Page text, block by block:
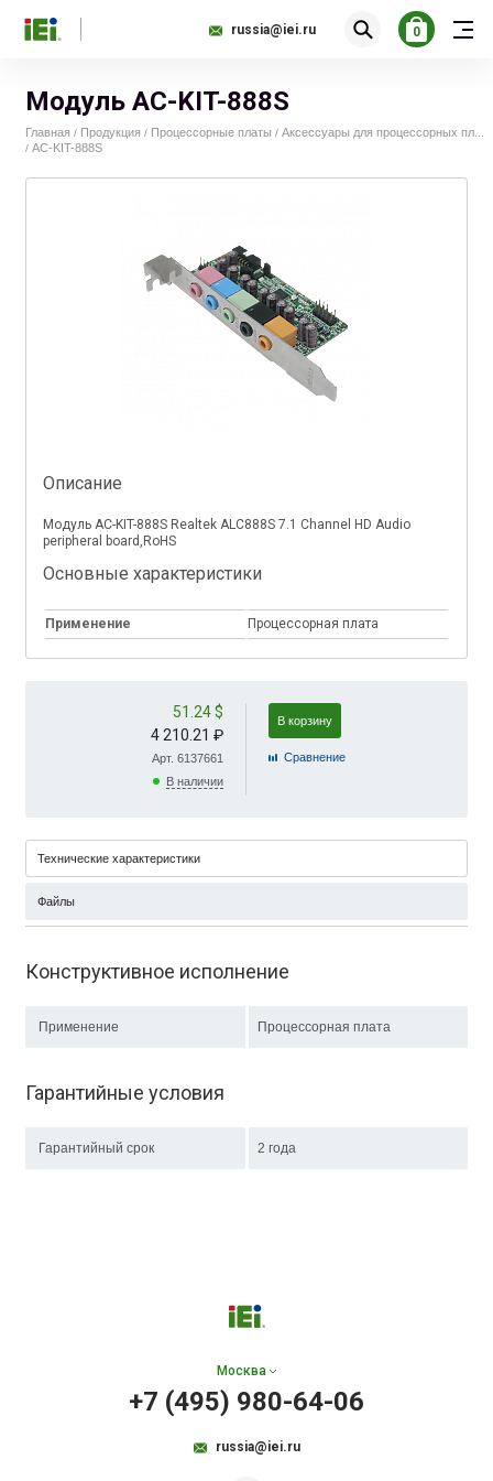
russia@iei.ru 0
Модуль AC-KIT-888S
Главная / Продукция / Процессорные платы / Аксессуары для процессорных пл...
/ AC-KIT-888S
Описание
Модуль AC-KIT-888S Realtek ALC888S 7.1 Channel HD Audio
peripheral board,RoHS
Основные характеристики
Применение Процессорная плата
51.24 $
4 210.21 ₽
Арт. 6137661
В наличии
В корзину
Cравнение
Технические характеристики
Файлы
Конструктивное исполнение
Применение Процессорная плата
Гарантийные условия
Гарантийный срок 2 года
Москва
+7 (495) 980-64-06
russia@iei.ru